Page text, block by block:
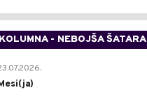
KOLUMNA - NEBOJŠA ŠATARA